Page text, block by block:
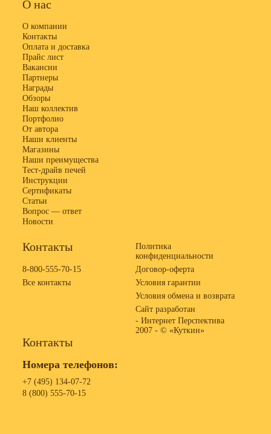
О нас
О компании
Контакты
Оплата и доставка
Прайс лист
Вакансии
Партнеры
Награды
Обзоры
Наш коллектив
Портфолио
От автора
Наши клиенты
Магазины
Наши преимущества
Тест-драйв печей
Инструкции
Сертификаты
Статьи
Вопрос — ответ
Новости
Контакты
8-800-555-70-15
Все контакты
Политика
конфиденциальности
Договор-оферта
Условия гарантии
Условия обмена и возврата
Сайт разработан
- Интернет Перспектива
2007 - © «Куткин»
Контакты
Номера телефонов:
+7 (495) 134-07-72
8 (800) 555-70-15